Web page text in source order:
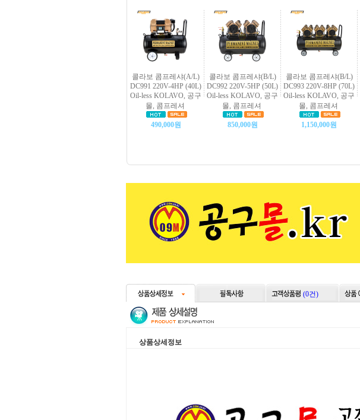
콜라보 콤프레샤(A/L)
DC991 220V-4HP (40L)
Oil-less KOLAVO, 공구
몰, 콤프레셔
490,000원
콜라보 콤프레샤(B/L)
DC992 220V-5HP (50L)
Oil-less KOLAVO, 공구
몰, 콤프레셔
850,000원
콜라보 콤프레샤(B/L)
DC993 220V-8HP (70L)
Oil-less KOLAVO, 공구
몰, 콤프레셔
1,150,000원
(0건)
상품상세정보